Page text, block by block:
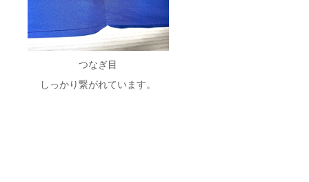
つなぎ目
しっかり繋がれています。